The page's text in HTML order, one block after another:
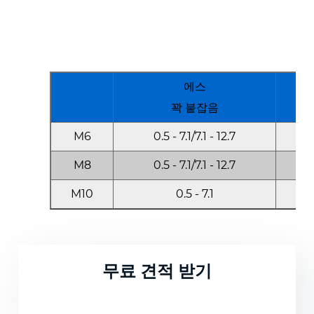
에스
꽉 붙잡음
M6 0.5 - 7.1/7.1 - 12.7
M8 0.5 - 7.1/7.1 - 12.7
M10 0.5 - 7.1
무료 견적 받기